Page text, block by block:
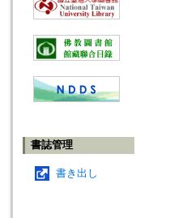
書誌管理
書き出し